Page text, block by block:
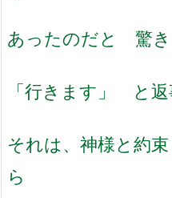
あったのだと 驚き
「行きます」 と
それは、神様と約
ら